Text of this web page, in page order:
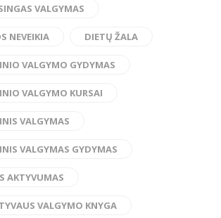
VALGYMAS
NEVEIKIA DIETŲ ŽALA
VALGYMO GYDYMAS
VALGYMO KURSAI
VALGYMAS
VALGYMAS GYDYMAS
AKTYVUMAS
VALGYMO KNYGA